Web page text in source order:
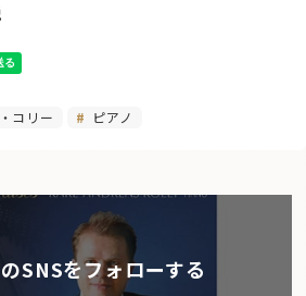
コリー ピアノ
SNSをフォローする